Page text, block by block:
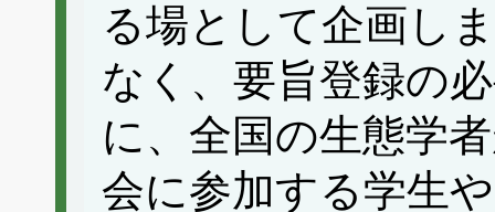
る場として企画し
なく、要旨登録の
に、全国の生態学
会に参加する学生